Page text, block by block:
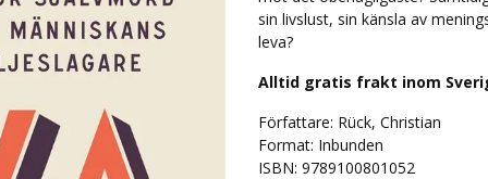
sin livslust, sin känsla av
leva?
Alltid gratis frakt inom
Författare: Rück, Christian
Format: Inbunden
ISBN: 9789100801052